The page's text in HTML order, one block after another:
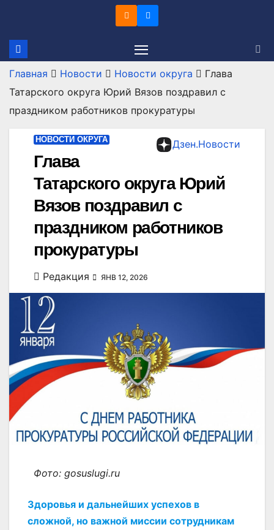
содержимому
Главная Новости Новости округа
Глава
Татарского округа Юрий Вязов поздравил с
праздником работников прокуратуры
Дзен.Новости
НОВОСТИ ОКРУГА
Глава
Татарского округа Юрий
Вязов поздравил с
праздником работников
прокуратуры
Редакция ЯНВ 12, 2026
Фото: gosuslugi.ru
Здоровья и дальнейших успехов в
сложной, но важной миссии сотрудникам